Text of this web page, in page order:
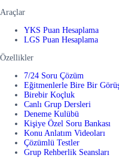
Araçlar
YKS Puan Hesaplama
LGS Puan Hesaplama
Özellikler
7/24 Soru Çözüm
Eğitmenlerle Bire Bir
Birebir Koçluk
Canlı Grup Dersleri
Deneme Kulübü
Kişiye Özel Soru Bankası
Konu Anlatım Videoları
Çözümlü Testler
Grup Rehberlik Seansları